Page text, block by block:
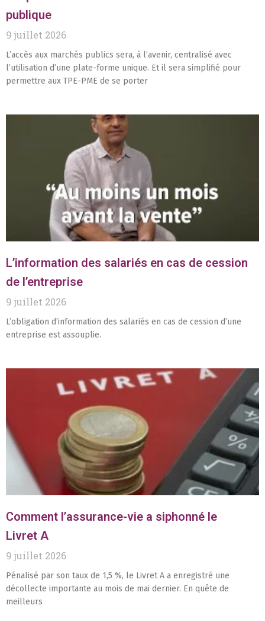
publique
9 juillet 2026
L’accès aux marchés publics sera, à l’avenir, centralisé avec
l’utilisation d’une plate-forme unique. Et il sera simplifié pour
permettre aux TPE-PME de se porter
L’information des salariés en cas de cession
de l’entreprise
9 juillet 2026
L’obligation d’information des salariés en cas de cession d’une
entreprise est assouplie.
Comment l’assurance-vie a siphonné le
Livret A
9 juillet 2026
Pénalisé par son taux de 1,5 %, le Livret A a enregistré une
décollecte importante au mois de mai dernier. En quête de
meilleurs